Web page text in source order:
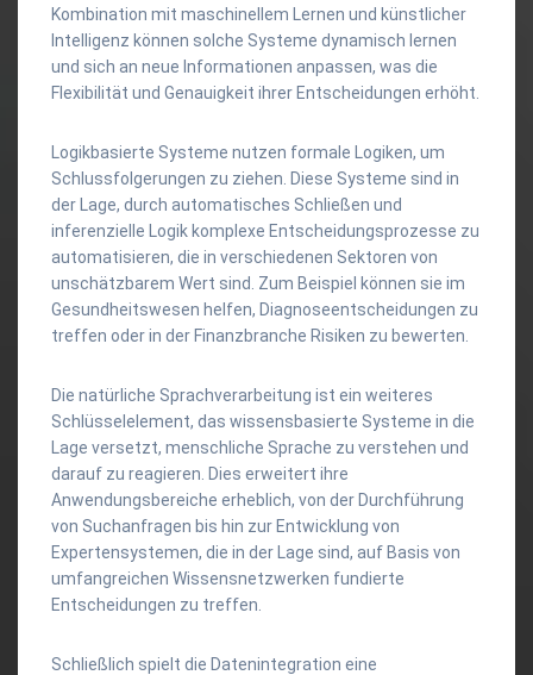
Kombination mit maschinellem Lernen und künstlicher
Intelligenz können solche Systeme dynamisch lernen
und sich an neue Informationen anpassen, was die
Flexibilität und Genauigkeit ihrer Entscheidungen erhöht.
Logikbasierte Systeme nutzen formale Logiken, um
Schlussfolgerungen zu ziehen. Diese Systeme sind in
der Lage, durch automatisches Schließen und
inferenzielle Logik komplexe Entscheidungsprozesse zu
automatisieren, die in verschiedenen Sektoren von
unschätzbarem Wert sind. Zum Beispiel können sie im
Gesundheitswesen helfen, Diagnoseentscheidungen zu
treffen oder in der Finanzbranche Risiken zu bewerten.
Die natürliche Sprachverarbeitung ist ein weiteres
Schlüsselelement, das wissensbasierte Systeme in die
Lage versetzt, menschliche Sprache zu verstehen und
darauf zu reagieren. Dies erweitert ihre
Anwendungsbereiche erheblich, von der Durchführung
von Suchanfragen bis hin zur Entwicklung von
Expertensystemen, die in der Lage sind, auf Basis von
umfangreichen Wissensnetzwerken fundierte
Entscheidungen zu treffen.
Schließlich spielt die Datenintegration eine